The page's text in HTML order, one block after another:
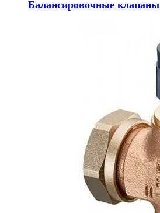
Балансировочные клапаны